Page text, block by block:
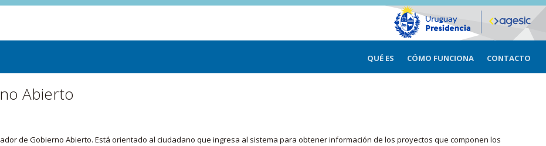
QUÉ ES CÓMO FUNCIONA CONTACTO
Abierto
de Gobierno Abierto. Está orientado al ciudadano que ingresa al sistema para obtener información de los proyectos que componen los